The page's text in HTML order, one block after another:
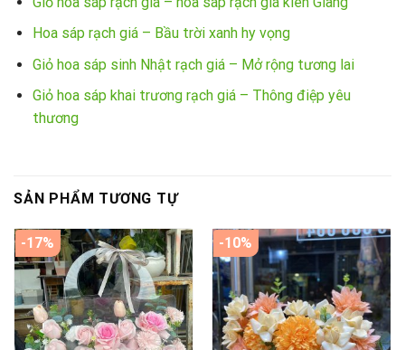
Hoa sáp rạch giá – Bầu trời xanh hy vọng
Giỏ hoa sáp sinh Nhật rạch giá – Mở rộng tương lai
Giỏ hoa sáp khai trương rạch giá – Thông điệp yêu
thương
SẢN PHẨM TƯƠNG TỰ
-17% -10%